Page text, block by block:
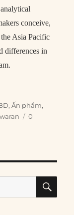
conceive,
Asia Pacific
differences in
in the
,Ấn phẩm,
0